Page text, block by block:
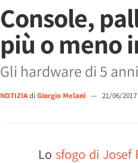
Console,
più o meno
Gli hardware di 5
NOTIZIAdi Giorgio Melani — 21/06/2017
Lo sfogo di Josef